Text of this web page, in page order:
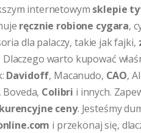
internetowym sklepie
ręcznie robione cygara,
dla palaczy, takie jak fajki,
warto kupować
Davidoff, Macanudo, CAO,
Boveda, Colibri i innych.
ceny. Jesteśmy
i przekonaj się,